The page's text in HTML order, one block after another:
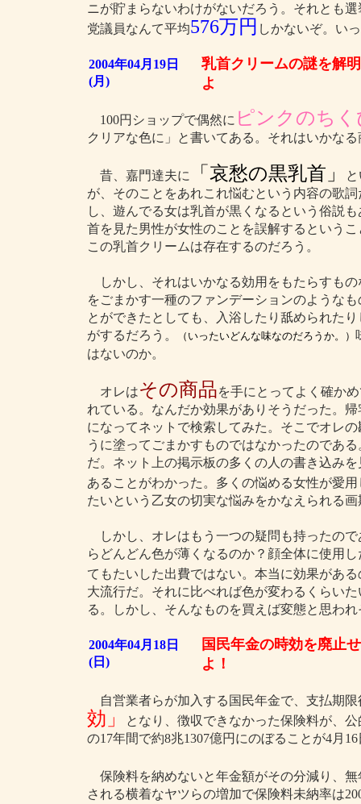
ニが貯まらないわけがないだろう。それとも
党議員なんて平均576万円 しかないぞ。い
2004年04月19日
(月)
乳首クリームの謎を解
よ
100円ショップで偶然に ピンクのち
クリアな色に」と書いてある。それはいかな
昔、嘉門達夫に 「哀愁の黒乳首」
が、そのことをあれこれ悩むという内容の歌
し、遊んでる女は乳首が黒くなるという俗説
首を見た男性が女性のことを誤解するという
この乳首クリームは存在するのだろう。
しかし、それはいかなる効用をもたらすも
をごまかす一種のファンデーションのような
とができたとしても、入浴したり舐められた
がするだろう。
（いったいどんな味なのだろうか。）
はないのか。
オレはその商品を手にとってよく確か
れている。なんだか効果がありそうだった。
になってネットで検索してみた。そこでオレ
うに塗ってごまかすものではなかったのであ
だ。ネット上の掲示板の多くの人の書き込み
あることがわかった。多くの悩める女性が愛
たいという乙女の切実な悩みをかなえられる
しかし、オレはもう一つの疑問も持ったの
らどんどん色が薄くなるのか？顔全体に使用
てもたいした出費ではない。本当に効果があ
大流行だ。それに比べれば色が変わるくらい
る。しかし、そんなものを買えば変態と思わ
2004年04月18日
(日)
国民年金の時効を廃止せ
よ！
自営業者らが加入する国民年金で、支払期
効」
となり、徴収できなかった保険料が、
の17年間で約8兆1307億円にのぼることが4月
保険料を納めないと年金額がその分減り、
される横着なヤツらの増加で保険料未納率は